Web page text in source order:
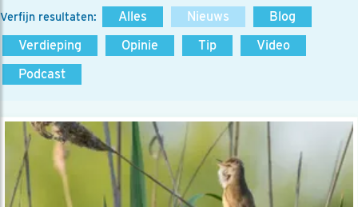
Verfijn resultaten: Alles Nieuws
Blog
Verdieping
Opinie Tip
Video
Podcast